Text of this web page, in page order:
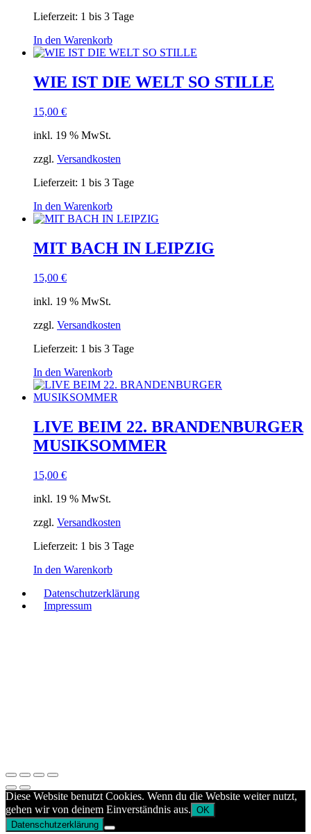
Lieferzeit: 1 bis 3 Tage
In den Warenkorb
WIE IST DIE WELT SO STILLE
15,00 €
inkl. 19 % MwSt.
zzgl. Versandkosten
Lieferzeit: 1 bis 3 Tage
In den Warenkorb
MIT BACH IN LEIPZIG
15,00 €
inkl. 19 % MwSt.
zzgl. Versandkosten
Lieferzeit: 1 bis 3 Tage
In den Warenkorb
LIVE BEIM 22. BRANDENBURGER
MUSIKSOMMER
15,00 €
inkl. 19 % MwSt.
zzgl. Versandkosten
Lieferzeit: 1 bis 3 Tage
In den Warenkorb
Datenschutzerklärung
Impressum
Diese Website benutzt Cookies. Wenn du die Website weiter nutzt,
gehen wir von deinem Einverständnis aus. OK
Datenschutzerklärung